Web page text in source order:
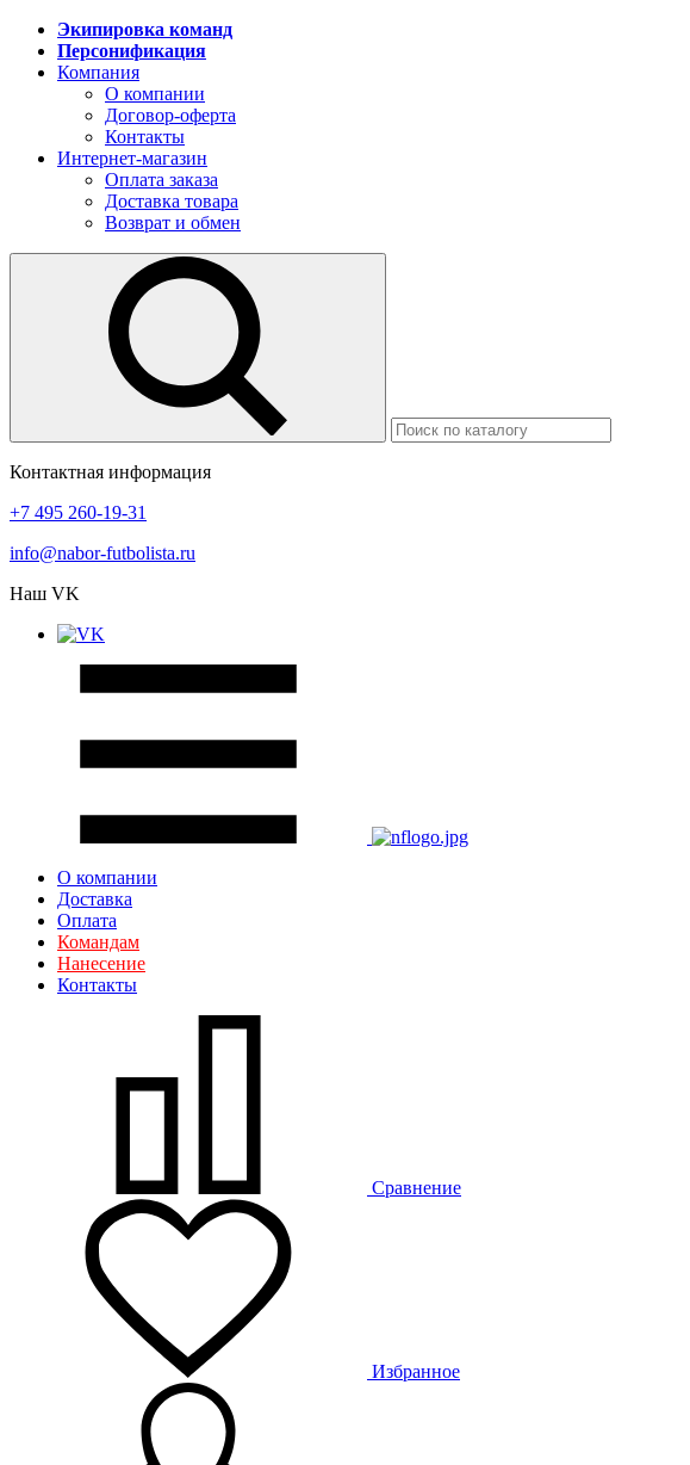
Экипировка команд
Персонификация
Компания
О компании
Договор-оферта
Контакты
Интернет-магазин
Оплата заказа
Доставка товара
Возврат и обмен
Контактная информация
+7 495 260-19-31
info@nabor-futbolista.ru
Наш VK
О компании
Доставка
Оплата
Командам
Нанесение
Контакты
Сравнение
Избранное